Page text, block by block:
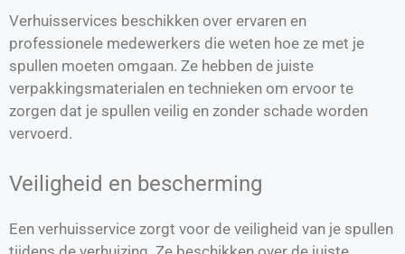
Verhuisservices beschikken over ervaren en
professionele medewerkers die weten hoe ze met je
spullen moeten omgaan. Ze hebben de juiste
verpakkingsmaterialen en technieken om ervoor te
zorgen dat je spullen veilig en zonder schade worden
vervoerd.
Veiligheid en bescherming
Een verhuisservice zorgt voor de veiligheid van je spullen